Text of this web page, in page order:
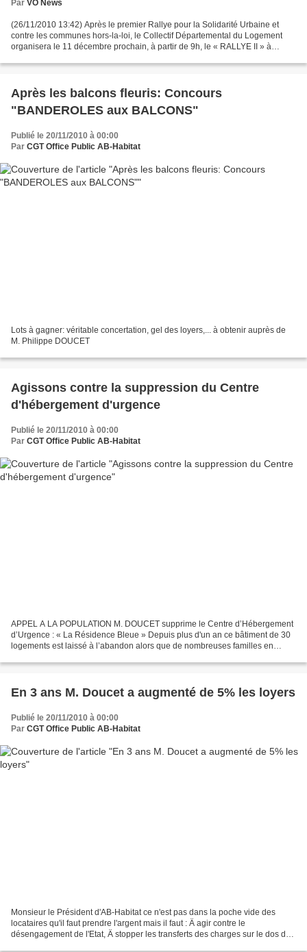
Par VO News
(26/11/2010 13:42) Après le premier Rallye pour la Solidarité Urbaine et
contre les communes hors-la-loi, le Collectif Départemental du Logement
organisera le 11 décembre prochain, à partir de 9h, le « RALLYE II » à
Après les balcons fleuris: Concours
"BANDEROLES aux BALCONS"
Publié le 20/11/2010 à 00:00
Par CGT Office Public AB-Habitat
Lots à gagner: véritable concertation, gel des loyers,... à obtenir auprès de
M. Philippe DOUCET
Agissons contre la suppression du Centre
d'hébergement d'urgence
Publié le 20/11/2010 à 00:00
Par CGT Office Public AB-Habitat
APPEL A LA POPULATION M. DOUCET supprime le Centre d’Hébergement
d’Urgence : « La Résidence Bleue » Depuis plus d'un an ce bâtiment de 30
logements est laissé à l’abandon alors que de nombreuses familles en
En 3 ans M. Doucet a augmenté de 5% les loyers
Publié le 20/11/2010 à 00:00
Par CGT Office Public AB-Habitat
Monsieur le Président d'AB-Habitat ce n'est pas dans la poche vide des
locataires qu'il faut prendre l'argent mais il faut : Ä agir contre le
désengagement de l'Etat, Ä stopper les transferts des charges sur le dos des